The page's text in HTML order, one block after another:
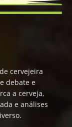
cervejeira
debate e
a cerveja,
e análises